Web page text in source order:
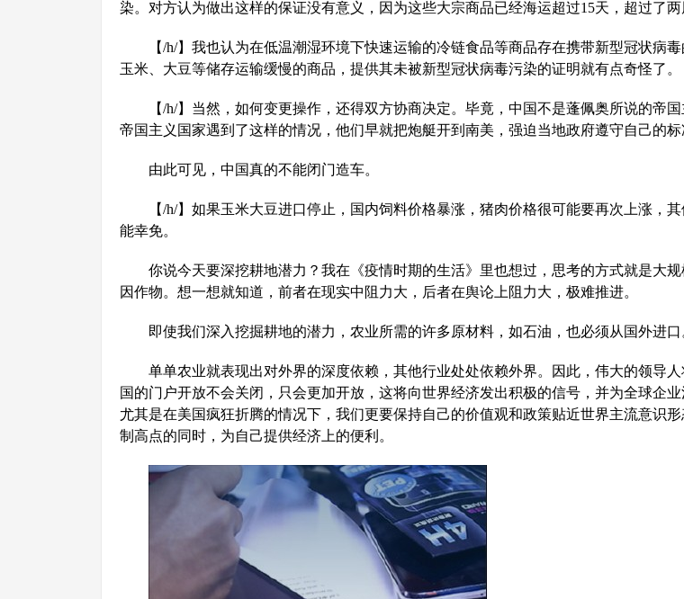
染。对方认为做出这样的保证没有意义，因为这些大宗商品已经海运超过15天，超过了两
【/h/】我也认为在低温潮湿环境下快速运输的冷链食品等商品存在携带新型冠状病
玉米、大豆等储存运输缓慢的商品，提供其未被新型冠状病毒污染的证明就有点奇怪了。
【/h/】当然，如何变更操作，还得双方协商决定。毕竟，中国不是蓬佩奥所说的帝
帝国主义国家遇到了这样的情况，他们早就把炮艇开到南美，强迫当地政府遵守自己的标
由此可见，中国真的不能闭门造车。
【/h/】如果玉米大豆进口停止，国内饲料价格暴涨，猪肉价格很可能要再次上涨，
能幸免。
你说今天要深挖耕地潜力？我在《疫情时期的生活》里也想过，思考的方式就是大
因作物。想一想就知道，前者在现实中阻力大，后者在舆论上阻力大，极难推进。
即使我们深入挖掘耕地的潜力，农业所需的许多原材料，如石油，也必须从国外进口
单单农业就表现出对外界的深度依赖，其他行业处处依赖外界。因此，伟大的领导
国的门户开放不会关闭，只会更加开放，这将向世界经济发出积极的信号，并为全球企业
尤其是在美国疯狂折腾的情况下，我们更要保持自己的价值观和政策贴近世界主流意识
制高点的同时，为自己提供经济上的便利。